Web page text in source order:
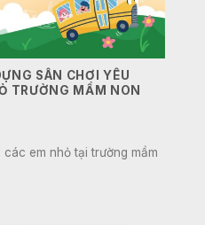
SÂN CHƠI YÊU
TRƯỜNG MẦM NON
em nhỏ tại trường mầm